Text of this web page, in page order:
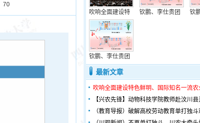
70
吹响全面建设特 钦鹏、李仕贵团 钦
钦鹏、李仕贵团
最新文章
吹响全面建设特色鲜明、国际知名一流农
【兴农先锋】动物科技学院教师赴汶川
（教育导报）破解高校劳动教育单打独